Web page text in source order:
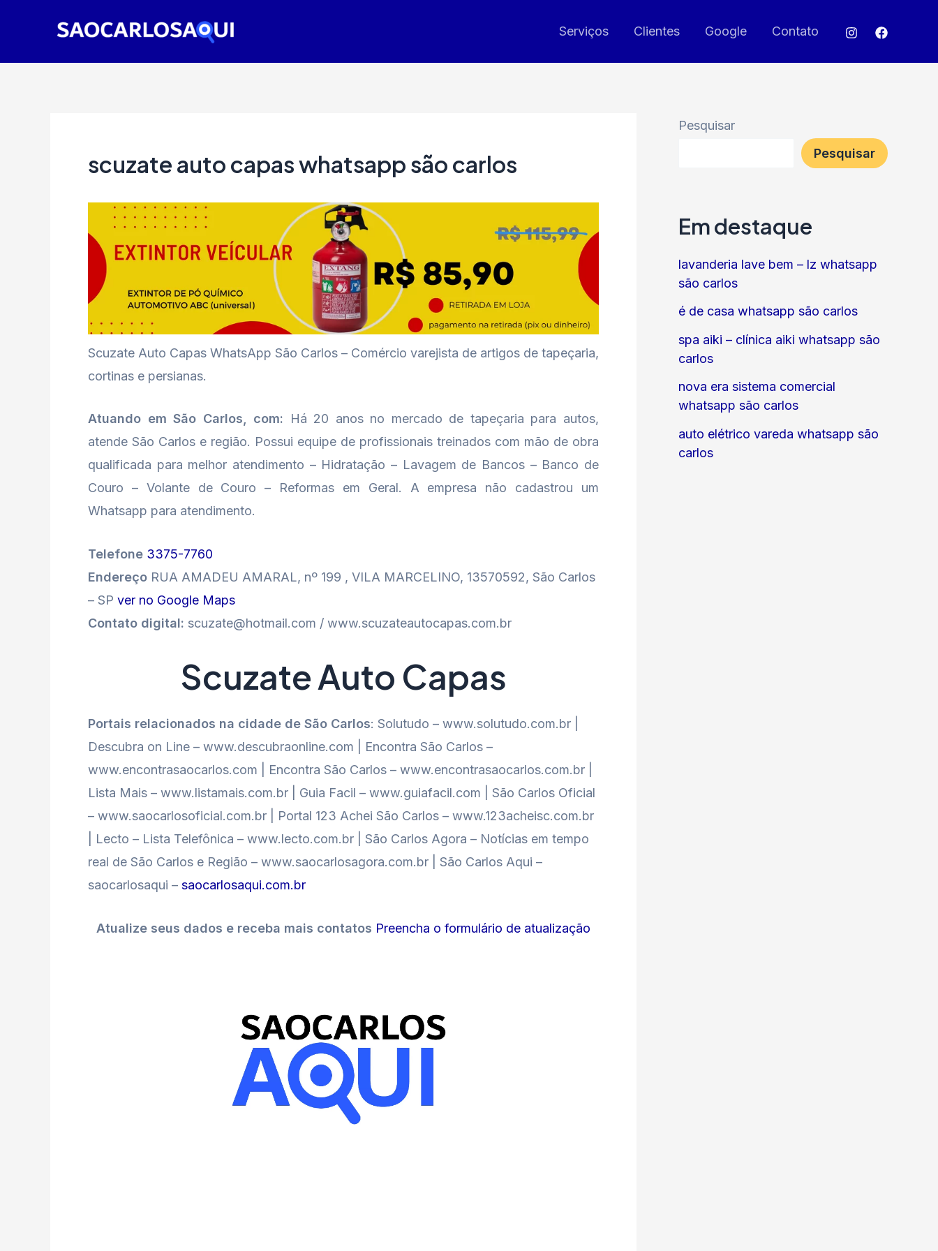
Serviços Clientes Google Contato
scuzate auto capas whatsapp são carlos
Scuzate Auto Capas WhatsApp São Carlos – Comércio varejista de artigos de tapeçaria,
cortinas e persianas.
Atuando em São Carlos, com: Há 20 anos no mercado de tapeçaria para autos,
atende São Carlos e região. Possui equipe de profissionais treinados com mão de obra
qualificada para melhor atendimento – Hidratação – Lavagem de Bancos – Banco de
Couro – Volante de Couro – Reformas em Geral. A empresa não cadastrou um
Whatsapp para atendimento.
Telefone 3375-7760
Endereço RUA AMADEU AMARAL, nº 199 , VILA MARCELINO, 13570592, São Carlos
– SP ver no Google Maps
Contato digital: scuzate@hotmail.com / www.scuzateautocapas.com.br
Scuzate Auto Capas
Portais relacionados na cidade de São Carlos: Solutudo – www.solutudo.com.br |
Descubra on Line – www.descubraonline.com | Encontra São Carlos –
www.encontrasaocarlos.com | Encontra São Carlos – www.encontrasaocarlos.com.br |
Lista Mais – www.listamais.com.br | Guia Facil – www.guiafacil.com | São Carlos Oficial
– www.saocarlosoficial.com.br | Portal 123 Achei São Carlos – www.123acheisc.com.br
| Lecto – Lista Telefônica – www.lecto.com.br | São Carlos Agora – Notícias em tempo
real de São Carlos e Região – www.saocarlosagora.com.br | São Carlos Aqui –
saocarlosaqui – saocarlosaqui.com.br
Atualize seus dados e receba mais contatos Preencha o formulário de atualização
Pesquisar
Pesquisar
Em destaque
lavanderia lave bem – lz whatsapp
são carlos
é de casa whatsapp são carlos
spa aiki – clínica aiki whatsapp são
carlos
nova era sistema comercial
whatsapp são carlos
auto elétrico vareda whatsapp são
carlos